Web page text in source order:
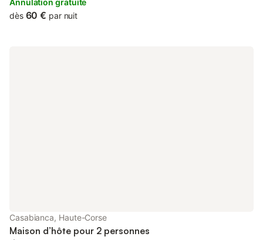
accommodation. Bonifacio is 23 km away.
Annulation gratuite
dès 60 € par nuit
Casabianca, Haute-Corse
Maison d’hôte pour 2 personnes